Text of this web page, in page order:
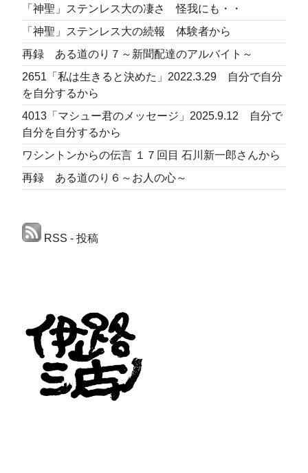
「神聖」ステンレス大の凄さ 怪我にも・・
「神聖」ステンレス大の続報 体験者から
再録 ある道のり７～新聞配達のアルバイト～
2651「私は生きると決めた」2022.3.29 自分で自分
を自分するから
4013「マシュー君のメッセージ」2025.9.12 自分で
自分を自分するから
ワシントンからの伝言 １７回目 石川新一郎さんから
再録 ある道のり６～お人の心～
RSS - 投稿